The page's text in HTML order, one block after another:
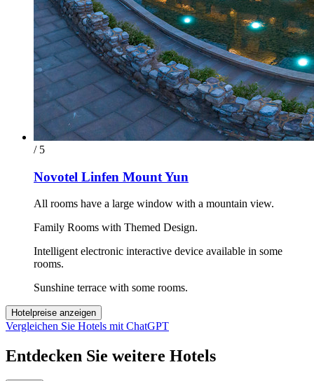
/ 5
Novotel Linfen Mount Yun
All rooms have a large window with a mountain view.
Family Rooms with Themed Design.
Intelligent electronic interactive device available in some
rooms.
Sunshine terrace with some rooms.
Hotelpreise anzeigen
Vergleichen Sie Hotels mit ChatGPT
Entdecken Sie weitere Hotels